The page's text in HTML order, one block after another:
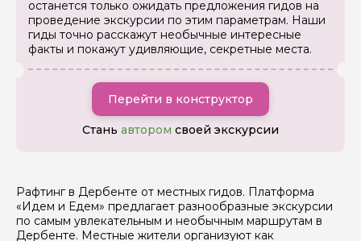
останется только ожидать предложения гидов на
проведение экскурсии по этим параметрам. Наши
гиды точно расскажут необычные интересные
факты и покажут удивляющие, секретные места.
Перейти в конструктор
Стань автором своей экскурсии
Рафтинг в Дербенте от местных гидов. Платформа
«Идем и Едем» предлагает разнообразные экскурсии
по самым увлекательным и необычным маршрутам в
Дербенте. Местные жители организуют как
Задайте свой вопрос гиду
Ваша электронная почта